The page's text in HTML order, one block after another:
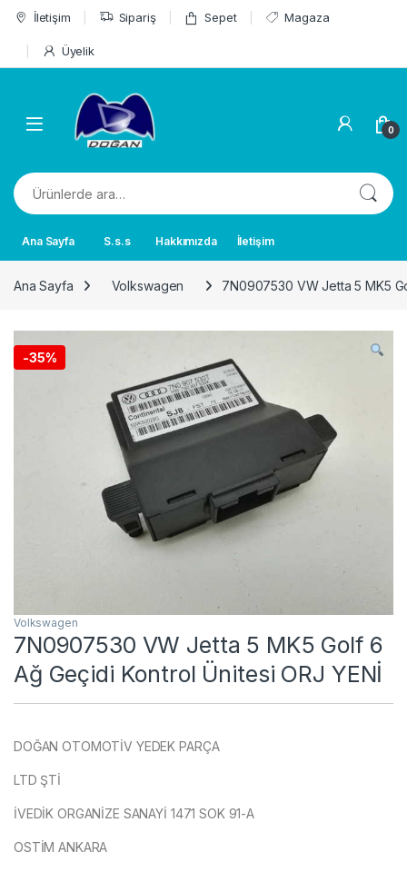
Skip to navigation
Skip to content
İletişim Sipariş Sepet Magaza
Üyelik
0
Ara:
Ana Sayfa S.s.s Hakkımızda İletişim
Ana Sayfa Volkswagen 7N0907530 VW Jetta 5 MK5
-35%
Volkswagen
7N0907530 VW Jetta 5 MK5 Golf 6
Ağ Geçidi Kontrol Ünitesi ORJ YENİ
DOĞAN OTOMOTİV YEDEK PARÇA
LTD ŞTİ
İVEDİK ORGANİZE SANAYİ 1471 SOK 91-A
OSTİM ANKARA